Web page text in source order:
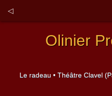
◁
Olinier
Le radeau • Théâtre Clavel